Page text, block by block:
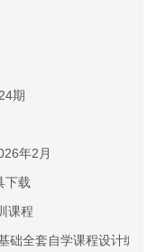
期
年2月
下载
课程
全套自学课程设计编程